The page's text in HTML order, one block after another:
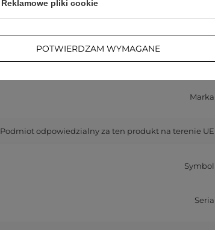
Cena sugerowana
Marka
Podmiot odpowiedzialny za ten produkt na terenie UE
Symbol
Seria
Reklamowe pliki cookie
POTWIERDZAM WYMAGANE